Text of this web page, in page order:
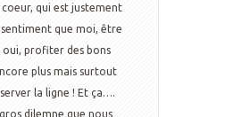
qui est justement
que moi, être
profiter des bons
plus mais surtout
la ligne ! Et ça….
dilemne que nous